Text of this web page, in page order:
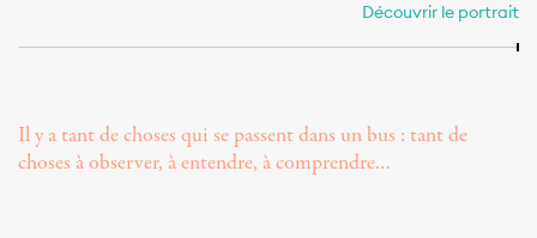
À propos
Découvrir le portrait
Il y a tant de choses qui se passent dans un bus : tant de
choses à observer, à entendre, à comprendre…